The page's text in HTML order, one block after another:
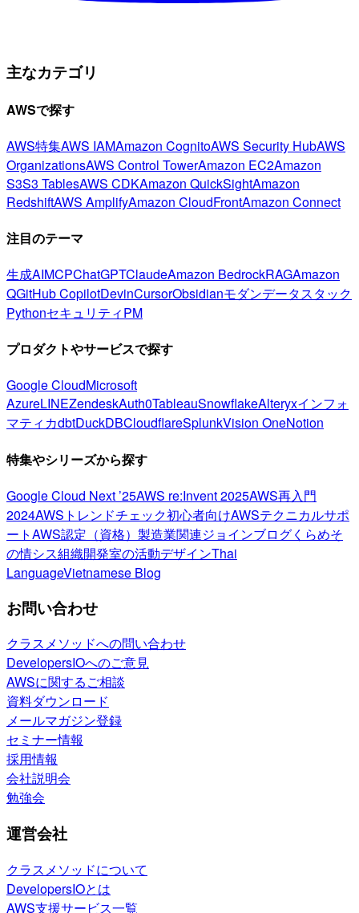
主なカテゴリ
AWSで探す
AWS特集AWS IAMAmazon CognitoAWS Security HubAWS
OrganizationsAWS Control TowerAmazon EC2Amazon
S3S3 TablesAWS CDKAmazon QuickSightAmazon
RedshiftAWS AmplifyAmazon CloudFrontAmazon Connect
注目のテーマ
生成AIMCPChatGPTClaudeAmazon BedrockRAGAmazon
QGitHub CopilotDevinCursorObsidianモダンデータスタック
PythonセキュリティPM
プロダクトやサービスで探す
Google CloudMicrosoft
AzureLINEZendeskAuth0TableauSnowflakeAlteryxインフォ
マティカdbtDuckDBCloudflareSplunkVision OneNotion
特集やシリーズから探す
Google Cloud Next ’25AWS re:Invent 2025AWS再入門
2024AWSトレンドチェック初心者向けAWSテクニカルサポ
ートAWS認定（資格） 製造業関連ジョインブログくらめそ
の情シス組織開発室の活動デザインThai
LanguageVietnamese Blog
お問い合わせ
クラスメソッドへの問い合わせ
DevelopersIOへのご意見
AWSに関するご相談
資料ダウンロード
メールマガジン登録
セミナー情報
採用情報
会社説明会
勉強会
運営会社
クラスメソッドについて
DevelopersIOとは
AWS支援サービス一覧